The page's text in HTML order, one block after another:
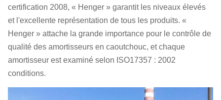
certification 2008, « Henger » garantit les niveaux élevés
et l'excellente représentation de tous les produits. «
Henger » attache la grande importance pour le contrôle de
qualité des amortisseurs en caoutchouc, et chaque
amortisseur est examiné selon ISO17357 : 2002
conditions.